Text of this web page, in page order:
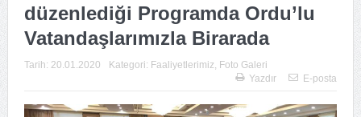
düzenlediği Programda Ordu’lu
Vatandaşlarımızla Birarada
Tarih: 20.01.2020 Kategori: Faaliyetlerimiz Foto Galeri
Yazdır
E-posta